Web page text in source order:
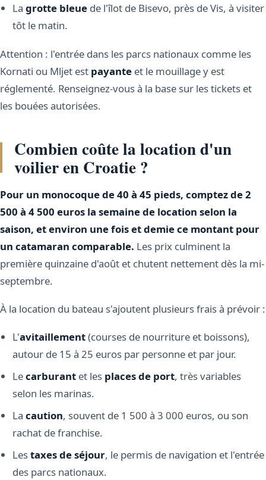
La grotte bleuede l'îlot de Bisevo, près de Vis, à visiter
tôt le matin.
Attention : l'entrée dans les parcs nationaux comme les
Kornati ou Mljet est payante et le mouillage y est
réglementé. Renseignez-vous à la base sur les tickets et
les bouées autorisées.
Combien coûte la location d'un
voilier en Croatie ?
Pour un monocoque de 40 à 45 pieds, comptez de 2
500 à 4 500 euros la semaine de location selon la
saison, et environ une fois et demie ce montant pour
un catamaran comparable. Les prix culminent la
première quinzaine d'août et chutent nettement dès la mi-
septembre.
À la location du bateau s'ajoutent plusieurs frais à prévoir :
L'avitaillement(courses de nourriture et boissons),
autour de 15 à 25 euros par personne et par jour.
Lecarburantet les places de port, très variables
selon les marinas.
La caution, souvent de 1 500 à 3 000 euros, ou son
rachat de franchise.
Lestaxes de séjour, le permis de navigation et l'entrée
des parcs nationaux.